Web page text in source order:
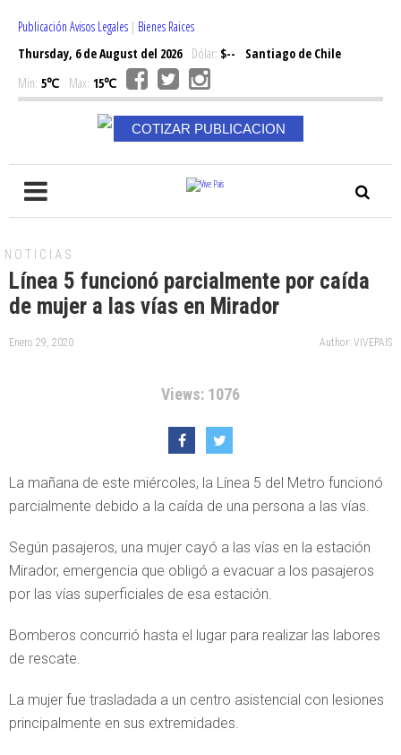
Publicación Avisos Legales | Bienes Raices
Thursday, 6 de August del 2026Dólar: $--
Santiago de Chile
Min: 5℃ Max: 15℃
COTIZAR PUBLICACION
NOTICIAS
Línea 5 funcionó parcialmente por caída
de mujer a las vías en Mirador
Enero 29, 2020 Author: VIVEPAIS
Views: 1076
La mañana de este miércoles, la Línea 5 del Metro funcionó
parcialmente debido a la caída de una persona a las vías.
Según pasajeros, una mujer cayó a las vías en la estación
Mirador, emergencia que obligó a evacuar a los pasajeros
por las vías superficiales de esa estación.
Bomberos concurrió hasta el lugar para realizar las labores
de rescate.
La mujer fue trasladada a un centro asistencial con lesiones
principalmente en sus extremidades.